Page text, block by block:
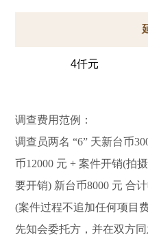
4仟元
调查费用范例：
调查员两名 “6” 天新台币
币12000 元 + 案件开销(拍
要开销) 新台币8000 元 合
(案件过程不追加任何项目
先知会委托方，并在双方